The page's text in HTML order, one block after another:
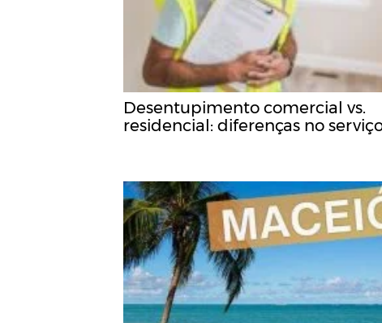
Desentupimento comercial vs.
residencial: diferenças no